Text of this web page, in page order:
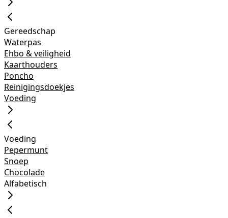
Gereedschap
Waterpas
Ehbo & veiligheid
Kaarthouders
Poncho
Reinigingsdoekjes
Voeding
Voeding
Pepermunt
Snoep
Chocolade
Alfabetisch